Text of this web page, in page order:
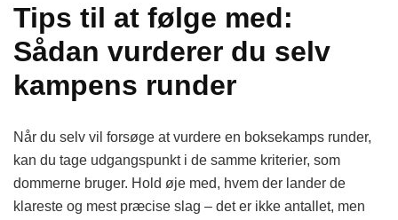
Tips til at følge med:
Sådan vurderer du selv
kampens runder
Når du selv vil forsøge at vurdere en boksekamps runder,
kan du tage udgangspunkt i de samme kriterier, som
dommerne bruger. Hold øje med, hvem der lander de
klareste og mest præcise slag – det er ikke antallet, men